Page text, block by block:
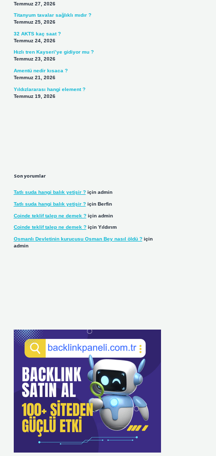
Temmuz 27, 2026
Titanyum tavalar sağlıklı mıdır ?
Temmuz 25, 2026
32 AKTS kaç saat ?
Temmuz 24, 2026
Hızlı tren Kayseri’ye gidiyor mu ?
Temmuz 23, 2026
Amentü nedir kısaca ?
Temmuz 21, 2026
Yıldızlararası hangi element ?
Temmuz 19, 2026
Son yorumlar
Tatlı suda hangi balık yetişir ?için admin
Tatlı suda hangi balık yetişir ?için Berfin
Coinde teklif talep ne demek ?için admin
Coinde teklif talep ne demek ?için Yıldırım
Osmanlı Devletinin kurucusu Osman Bey nasıl öldü ?için
admin